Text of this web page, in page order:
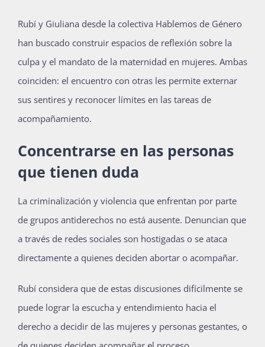
Rubí y Giuliana desde la colectiva Hablemos de Género
han buscado construir espacios de reflexión sobre la
culpa y el mandato de la maternidad en mujeres. Ambas
coinciden: el encuentro con otras les permite externar
sus sentires y reconocer límites en las tareas de
acompañamiento.
Concentrarse en las personas
que tienen duda
La criminalización y violencia que enfrentan por parte
de grupos antiderechos no está ausente. Denuncian que
a través de redes sociales son hostigadas o se ataca
directamente a quienes deciden abortar o acompañar.
Rubí considera que de estas discusiones difícilmente se
puede lograr la escucha y entendimiento hacia el
derecho a decidir de las mujeres y personas gestantes, o